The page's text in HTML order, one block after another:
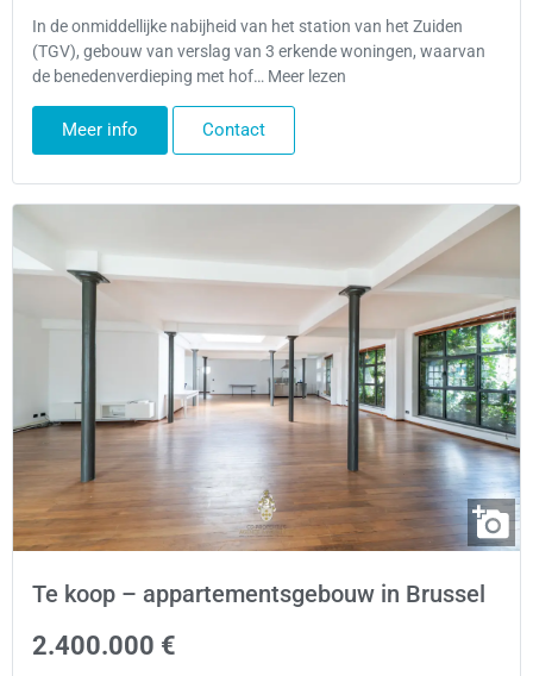
In de onmiddellijke nabijheid van het station van het Zuiden
(TGV), gebouw van verslag van 3 erkende woningen, waarvan
de benedenverdieping met hof… Meer lezen
Meer info Contact
Te koop – appartementsgebouw in Brussel
2.400.000 €